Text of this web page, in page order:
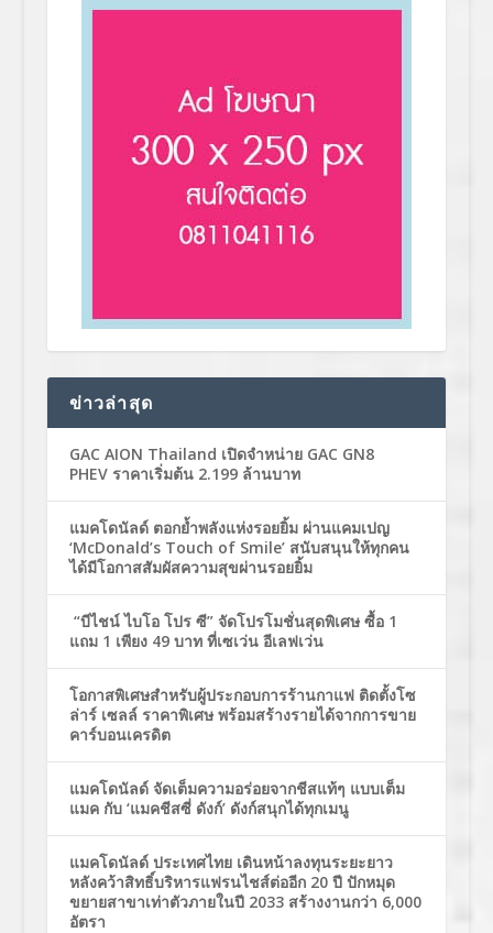
ข่าวล่าสุด
GAC AION Thailand เปิดจำหน่าย GAC GN8
PHEV ราคาเริ่มต้น 2.199 ล้านบาท
แมคโดนัลด์ ตอกย้ำพลังแห่งรอยยิ้ม ผ่านแคมเปญ
‘McDonald’s Touch of Smile’ สนับสนุนให้ทุกคน
ได้มีโอกาสสัมผัสความสุขผ่านรอยยิ้ม
“บีไชน์ ไบโอ โปร ซี” จัดโปรโมชั่นสุดพิเศษ ซื้อ 1
แถม 1 เพียง 49 บาท ที่เซเว่น อีเลฟเว่น
โอกาสพิเศษสำหรับผู้ประกอบการร้านกาแฟ ติดตั้งโซ
ล่าร์ เซลล์ ราคาพิเศษ พร้อมสร้างรายได้จากการขาย
คาร์บอนเครดิต
แมคโดนัลด์ จัดเต็มความอร่อยจากชีสแท้ๆ แบบเต็ม
แมค กับ ‘แมคชีสซี่ ดังก์’ ดังก์สนุกได้ทุกเมนู
แมคโดนัลด์ ประเทศไทย เดินหน้าลงทุนระยะยาว
หลังคว้าสิทธิ์บริหารแฟรนไชส์ต่ออีก 20 ปี ปักหมุด
ขยายสาขาเท่าตัวภายในปี 2033 สร้างงานกว่า 6,000
อัตรา